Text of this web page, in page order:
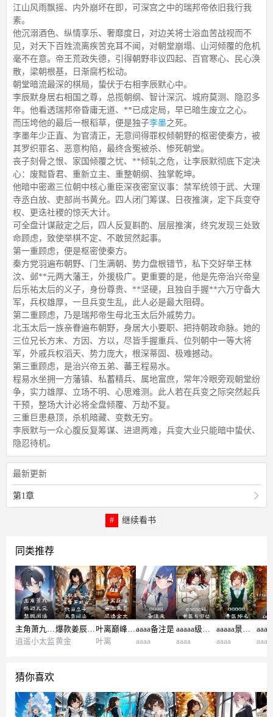
江山风雨飘摇、内外崩坏在即，可深宫之中的瑞邦帝依旧我行我
素。
他沉溺酒色、纵情享乐、奢靡度日，对边关将士浴血苦战视而不
见，对天下百姓流离疾苦充耳不闻，对朝堂崩塌、山河倾覆的危机
毫不在意。帝王荒政失德，引得朝野非议四起、百官寒心、民心涣
散，梁朝根基，日渐腐朽松动。
朝堂暗流最深的棋局，蛰伏于右相李辰默心中。
李辰默身居右相国之尊，总揽朝纲、智计深沉、城府莫测、隐忍多
年。他看透瑞邦帝昏庸无道、**已成定局，早已暗生废立之心。
而压垮他的最后一根稻草，便是独子李墨之死。
李墨年少正直、为官清正，无意间得罪权倾朝野的枢密使秦方，被
其罗织罪名、恶意构陷，最终含冤被杀、惨死朝堂。
丧子刻骨之恨、家国倾覆之忧、**倾轧之危，让李辰默彻底下定决
心：废黜昏君、重新立主、重整朝纲、独掌乾坤。
他暗中密邀三位朝中核心重臣深夜密室议事：禁军统领于武、大理
寺丞白放、吏部尚书黄允。四人闭门筹谋、日夜推演，定下兵变夺
权、更迭社稷的惊天大计。
可全盘计谋敲定之后，四人反复斟酌、层层推演，终究发现三处致
命顾虑，致使举棋不定、不敢贸然起事。
第一重顾虑，便是枢密使秦方。
秦方党羽遍布朝野、门生满朝、势力盘根错节，私下交好举王林
汶、邺**元两大藩王，外援极广。更重要的是，他是先帝治兴帝皇
后乐祐太后的义子，身份尊贵、**坚硬，且独自手握**六万守备大
军，兵权雄厚，一旦兵变生乱，此人必是最大阻碍。
第二重顾虑，乃是瑞邦帝生母北玉太后外戚势力。
北玉太后一族亲眷遍布朝野，身居大小要职、把持朝政命脉。她的
三位兄长方末、方因、方以，尽皆手握重兵、位列朝中一等大将
军，外戚兵权滔天、势力庞大，根深蒂固、极难撼动。
第三重顾虑，是治兴帝五弟、蕃王程易水。
程易水坐拥一方藩镇、私蓄精兵、属地富庶，常年冷眼旁观朝堂纷
争，实力雄厚、立场不明、心思难测。此人若在兵变之际突然起兵
干预，整场大计必将全盘倾覆、万劫不复。
三重巨患悬顶，杀机暗藏、变数无穷。
李辰默与一众心腹反复筹谋、进退两难，兵变大业只能暗中蛰伏、
隐忍待机。
最新更新
第1章
继续看书
同类推荐
主角萧九杨颖儿完整版阅读
逍遥小太监
爆款姜辰苏暮雪穿越古代当皇子免费阅读
黄金
叶离巅峰帝王免费阅读全文
叶离
aaaa备注是
aaaa
aaaaa级景区有哪些
aaaa
aaaaa景区排名
aaaa
aaaa
猜你喜欢